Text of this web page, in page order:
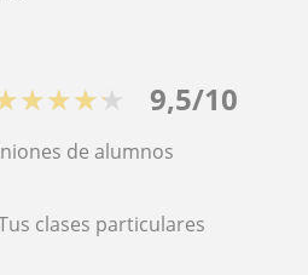
9,5/10
de alumnos
clases particulares